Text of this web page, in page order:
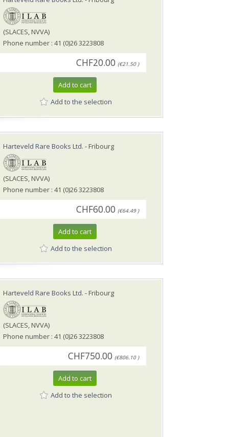
(SLACES, NVVA)
Phone number : 41 (0)26 3223808
CHF20.00 (€21.50 )
Add to cart
Add to the selection
Harteveld Rare Books Ltd. - Fribourg
(SLACES, NVVA)
Phone number : 41 (0)26 3223808
CHF60.00 (€64.49 )
Add to cart
Add to the selection
Harteveld Rare Books Ltd. - Fribourg
(SLACES, NVVA)
Phone number : 41 (0)26 3223808
CHF750.00 (€806.10 )
Add to cart
Add to the selection